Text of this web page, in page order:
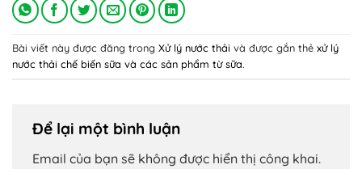
Bài viết này được đăng trong Xử lý nước thải và được gắn thẻ xử lý
nước thải chế biến sữa và các sản phẩm từ sữa.
Để lại một bình luận
Email của bạn sẽ không được hiển thị công khai.